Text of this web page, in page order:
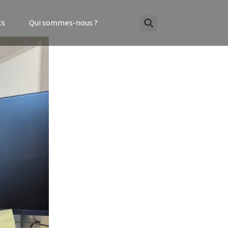
Qui sommes-nous ?